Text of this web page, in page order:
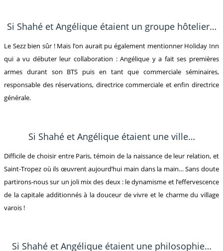
Si Shahé et Angélique étaient un groupe hôtelier…
Le Sezz bien sûr ! Mais l’on aurait pu également mentionner Holiday Inn
qui a vu débuter leur collaboration : Angélique y a fait ses premières
armes durant son BTS puis en tant que commerciale séminaires,
responsable des réservations, directrice commerciale et enfin directrice
générale.
Si Shahé et Angélique étaient une ville…
Difficile de choisir entre Paris, témoin de la naissance de leur relation, et
Saint-Tropez où ils œuvrent aujourd’hui main dans la main… Sans doute
partirons-nous sur un joli mix des deux : le dynamisme et l’effervescence
de la capitale additionnés à la douceur de vivre et le charme du village
varois !
Si Shahé et Angélique étaient une philosophie…